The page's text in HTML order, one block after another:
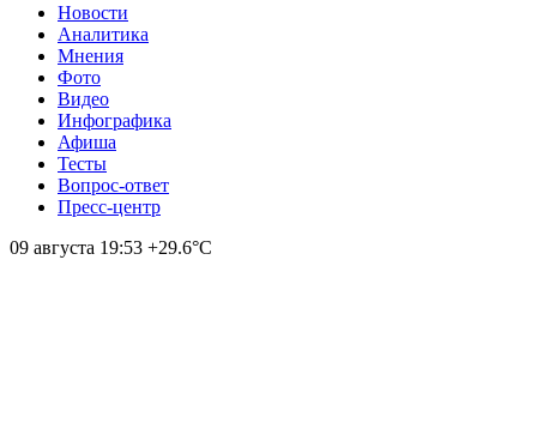
Новости
Аналитика
Мнения
Фото
Видео
Инфографика
Афиша
Тесты
Вопрос-ответ
Пресс-центр
09 августа 19:53 +29.6°С